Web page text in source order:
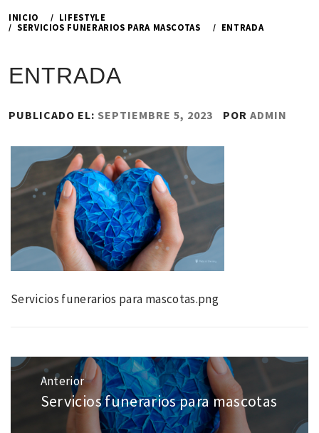
INICIO
LIFESTYLE
SERVICIOS FUNERARIOS PARA MASCOTAS
ENTRADA
ENTRADA
PUBLICADO EL: SEPTIEMBRE 5, 2023 POR ADMIN
Servicios funerarios para mascotas.png
Navegación
de
entradas
Anterior
Entrada
anterior:
Servicios funerarios para mascotas